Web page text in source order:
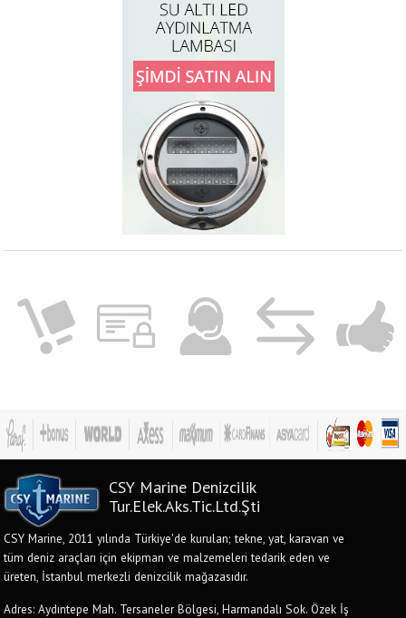
CSY Marine Denizcilik
Tur.Elek.Aks.Tic.Ltd.Şti
CSY Marine, 2011 yılında Türkiye'de kurulan; tekne, yat, karavan ve
tüm deniz araçları için ekipman ve malzemeleri tedarik eden ve
üreten, İstanbul merkezli denizcilik mağazasıdır.
Adres: Aydıntepe Mah. Tersaneler Bölgesi, Harmandalı Sok. Özek İş